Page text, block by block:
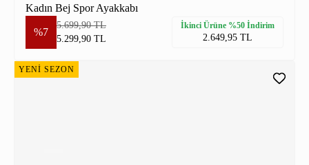
Kadın Bej Spor Ayakkabı
%7
5.699,90 TL
5.299,90 TL
İkinci Ürüne %50 İndirim
2.649,95 TL
YENİ SEZON